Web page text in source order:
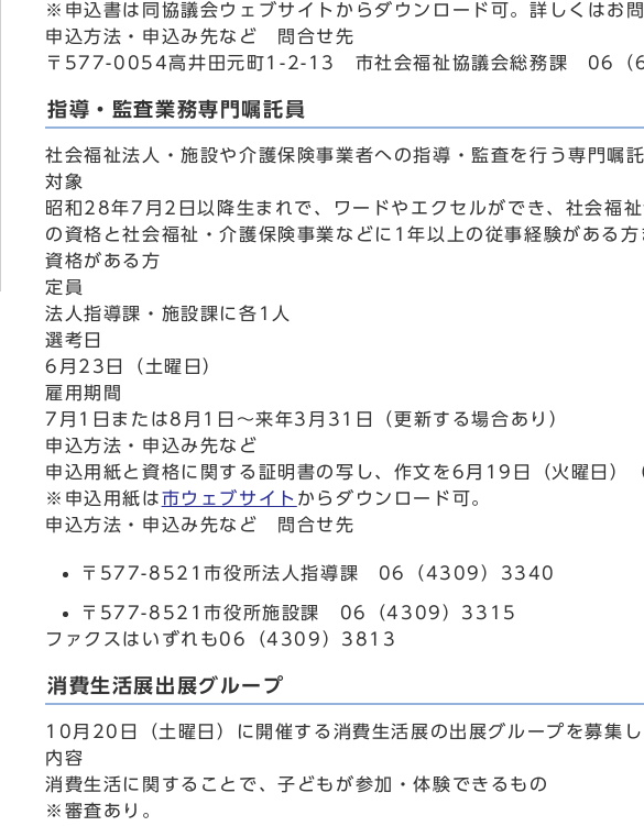
※申込書は同協議会ウェブサイトからダウンロード可。詳しくはお
申込方法・申込み先など 問合せ先
〒577-0054高井田元町1-2-13 市社会福祉協議会総務課 06
指導・監査業務専門嘱託員
社会福祉法人・施設や介護保険事業者への指導・監査を行う専門嘱
対象
昭和28年7月2日以降生まれで、ワードやエクセルができ、社会福
の資格と社会福祉・介護保険事業などに1年以上の従事経験がある
資格がある方
定員
法人指導課・施設課に各1人
選考日
6月23日（土曜日）
雇用期間
7月1日または8月1日～来年3月31日（更新する場合あり）
申込方法・申込み先など
申込用紙と資格に関する証明書の写し、作文を6月19日（火曜日）
※申込用紙は市ウェブサイト からダウンロード可。
申込方法・申込み先など 問合せ先
〒577-8521市役所法人指導課 06（4309）3340
〒577-8521市役所施設課 06（4309）3315
ファクスはいずれも06（4309）3813
消費生活展出展グループ
10月20日（土曜日）に開催する消費生活展の出展グループを募集
内容
消費生活に関することで、子どもが参加・体験できるもの
※審査あり。